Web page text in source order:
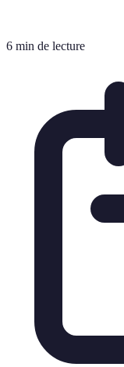
6 min de lecture